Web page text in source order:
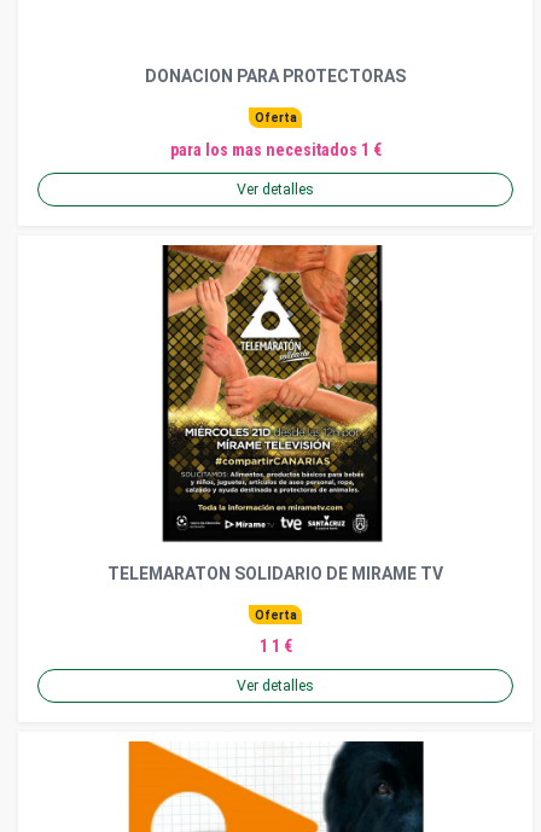
DONACION PARA PROTECTORAS
Oferta
para los mas necesitados 1 €
Ver detalles
TELEMARATON SOLIDARIO DE MIRAME TV
Oferta
1 1 €
Ver detalles